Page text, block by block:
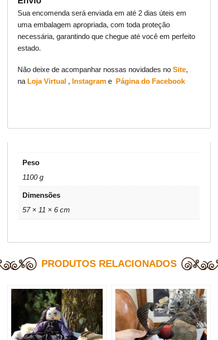
Sua encomenda será enviada em até 2 dias úteis em
uma embalagem apropriada, com toda proteção
necessária, garantindo que chegue até você em perfeito
estado.
Não deixe de acompanhar nossas novidades no Site,
na Loja Virtual , Instagram e Página do Facebook
Peso
1100 g
Dimensões
57 × 11 × 6 cm
PRODUTOS RELACIONADOS